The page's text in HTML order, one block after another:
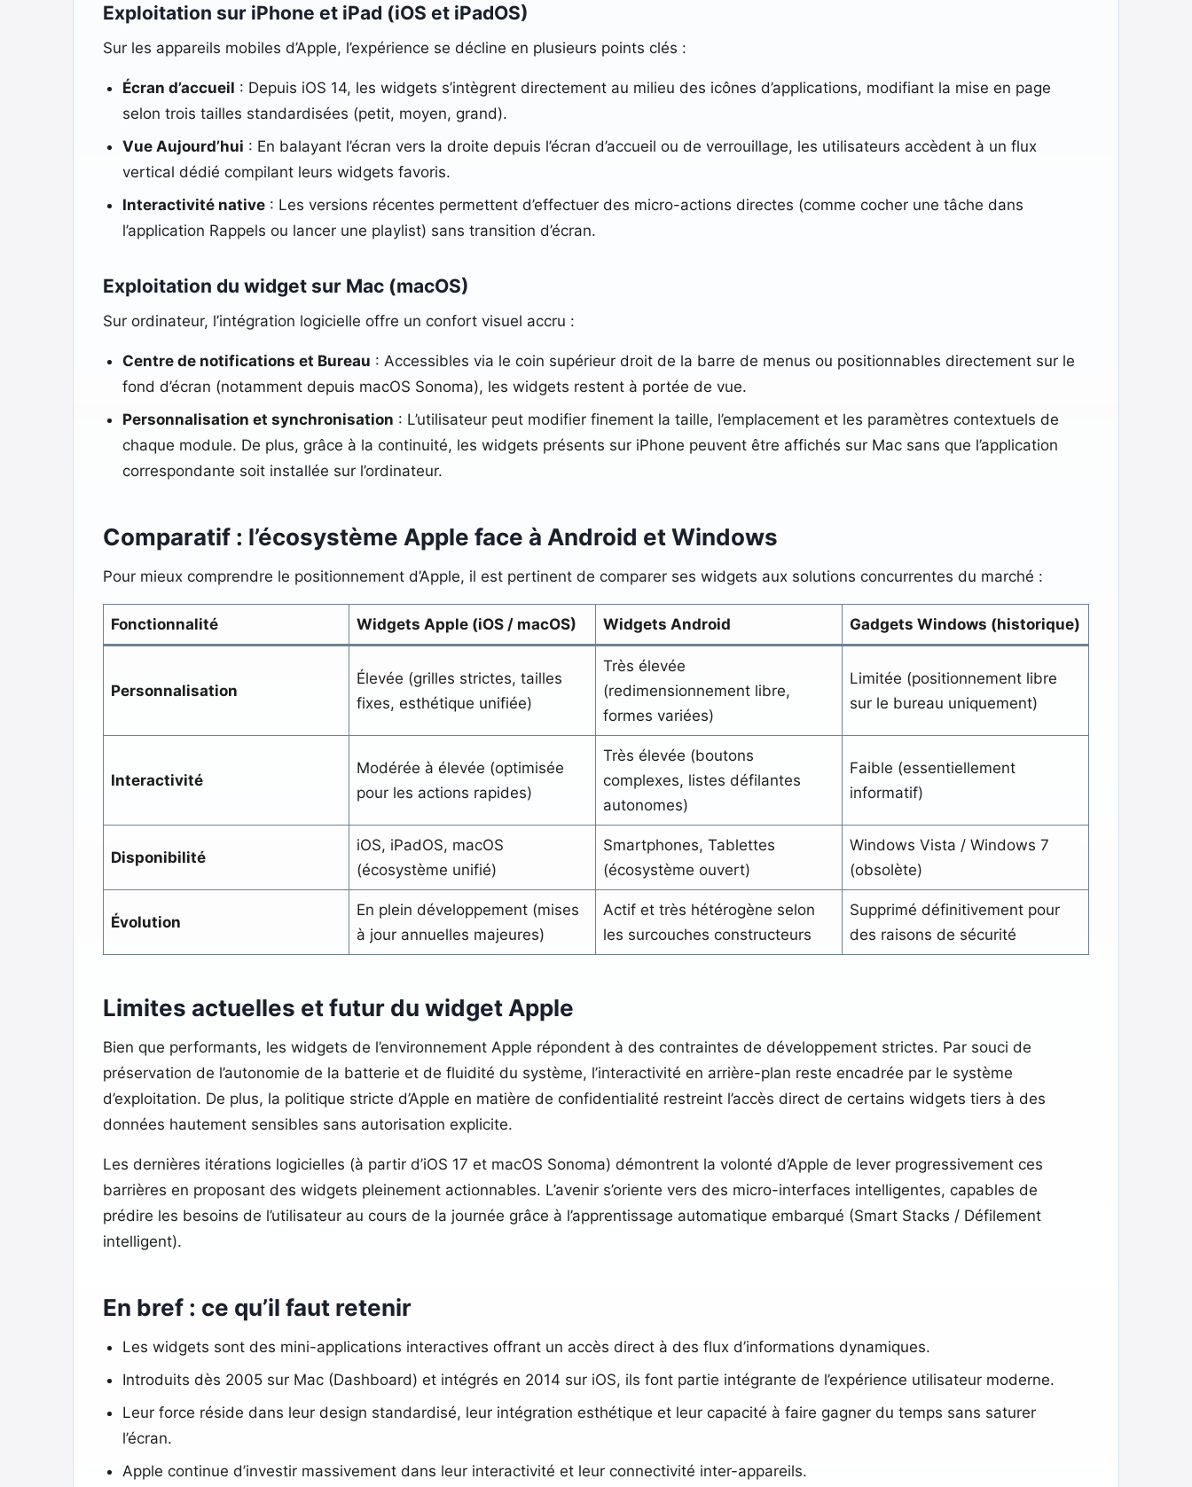
Exploitation sur iPhone et iPad (iOS et iPadOS)
Sur les appareils mobiles d’Apple, l’expérience se décline en plusieurs points clés :
Écran d’accueil : Depuis iOS 14, les widgets s’intègrent directement au milieu des icônes d’applications, modifiant la mise en page
selon trois tailles standardisées (petit, moyen, grand).
Vue Aujourd’hui : En balayant l’écran vers la droite depuis l’écran d’accueil ou de verrouillage, les utilisateurs accèdent à un flux
vertical dédié compilant leurs widgets favoris.
Interactivité native: Les versions récentes permettent d’effectuer des micro-actions directes (comme cocher une tâche dans
l’application Rappels ou lancer une playlist) sans transition d’écran.
Exploitation du widget sur Mac (macOS)
Sur ordinateur, l’intégration logicielle offre un confort visuel accru :
Centre de notifications et Bureau : Accessibles via le coin supérieur droit de la barre de menus ou positionnables directement sur le
fond d’écran (notamment depuis macOS Sonoma), les widgets restent à portée de vue.
Personnalisation et synchronisation : L’utilisateur peut modifier finement la taille, l’emplacement et les paramètres contextuels de
chaque module. De plus, grâce à la continuité, les widgets présents sur iPhone peuvent être affichés sur Mac sans que l’application
correspondante soit installée sur l’ordinateur.
Comparatif : l’écosystème Apple face à Android et Windows
Pour mieux comprendre le positionnement d’Apple, il est pertinent de comparer ses widgets aux solutions concurrentes du marché :
Fonctionnalité Widgets Apple (iOS / macOS) Widgets Android Gadgets Windows (historique)
Personnalisation
Élevée (grilles strictes, tailles
fixes, esthétique unifiée)
Très élevée
(redimensionnement libre,
formes variées)
Limitée (positionnement libre
sur le bureau uniquement)
Interactivité
Modérée à élevée (optimisée
pour les actions rapides)
Très élevée (boutons
complexes, listes défilantes
autonomes)
Faible (essentiellement
informatif)
Disponibilité
iOS, iPadOS, macOS
(écosystème unifié)
Smartphones, Tablettes
(écosystème ouvert)
Windows Vista / Windows 7
(obsolète)
Évolution
En plein développement (mises
à jour annuelles majeures)
Actif et très hétérogène selon
les surcouches constructeurs
Supprimé définitivement pour
des raisons de sécurité
Limites actuelles et futur du widget Apple
Bien que performants, les widgets de l’environnement Apple répondent à des contraintes de développement strictes. Par souci de
préservation de l’autonomie de la batterie et de fluidité du système, l’interactivité en arrière-plan reste encadrée par le système
d’exploitation. De plus, la politique stricte d’Apple en matière de confidentialité restreint l’accès direct de certains widgets tiers à des
données hautement sensibles sans autorisation explicite.
Les dernières itérations logicielles (à partir d’iOS 17 et macOS Sonoma) démontrent la volonté d’Apple de lever progressivement ces
barrières en proposant des widgets pleinement actionnables. L’avenir s’oriente vers des micro-interfaces intelligentes, capables de
prédire les besoins de l’utilisateur au cours de la journée grâce à l’apprentissage automatique embarqué (Smart Stacks / Défilement
intelligent).
En bref : ce qu’il faut retenir
Les widgets sont des mini-applications interactives offrant un accès direct à des flux d’informations dynamiques.
Introduits dès 2005 sur Mac (Dashboard) et intégrés en 2014 sur iOS, ils font partie intégrante de l’expérience utilisateur moderne.
Leur force réside dans leur design standardisé, leur intégration esthétique et leur capacité à faire gagner du temps sans saturer
l’écran.
Apple continue d’investir massivement dans leur interactivité et leur connectivité inter-appareils.